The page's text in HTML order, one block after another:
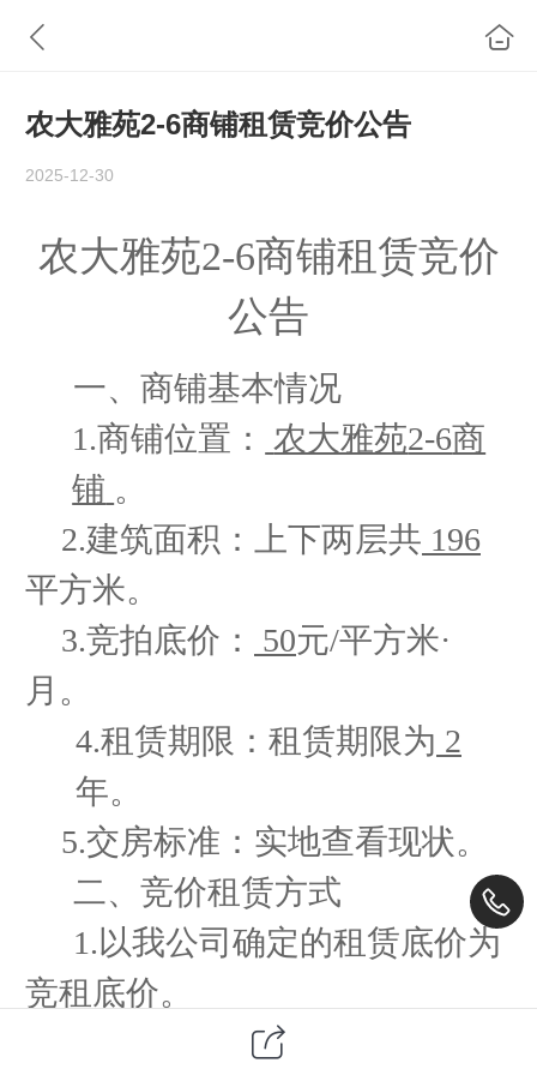
农大雅苑2-6商铺租赁竞价公告
2025-12-30
农大雅苑2-6商铺租赁竞价
公告
一、 商铺基本情况
1.商铺位置：
农大雅苑2-6商
铺 。
2.建筑面积：
上下两层共 196
平方米。
3.竞拍底价：
50元/平方米·
月。
4.租赁期限：租赁期限为 2
年。
5.交房标准：实地查看现状。
二、 竞价租赁方式
1.以我公司确定的租赁底价为
竞租底价。
2.有两家（含两家）以上报价